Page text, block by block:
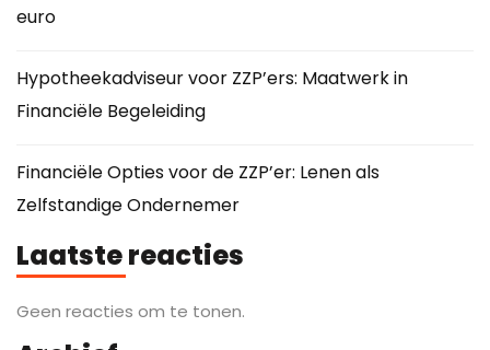
euro
Hypotheekadviseur voor ZZP’ers: Maatwerk in
Financiële Begeleiding
Financiële Opties voor de ZZP’er: Lenen als
Zelfstandige Ondernemer
Laatste reacties
Geen reacties om te tonen.